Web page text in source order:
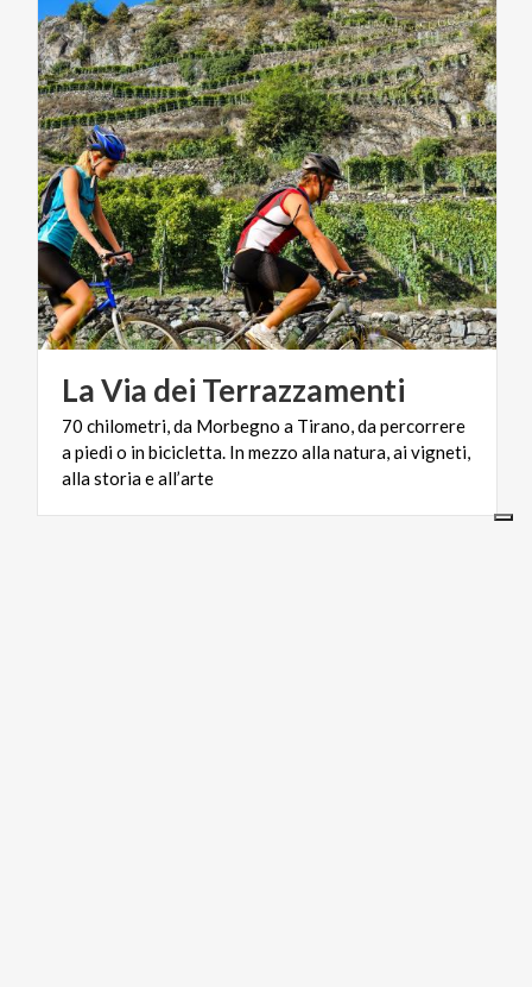
LaVia dei Terrazzamenti
70 chilometri, da Morbegno a Tirano, da percorrere
a piedi o in bicicletta. In mezzo alla natura, ai vigneti,
alla storia e all’arte